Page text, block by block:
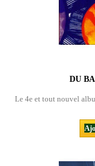
DU
Le 4e et tout nouvel